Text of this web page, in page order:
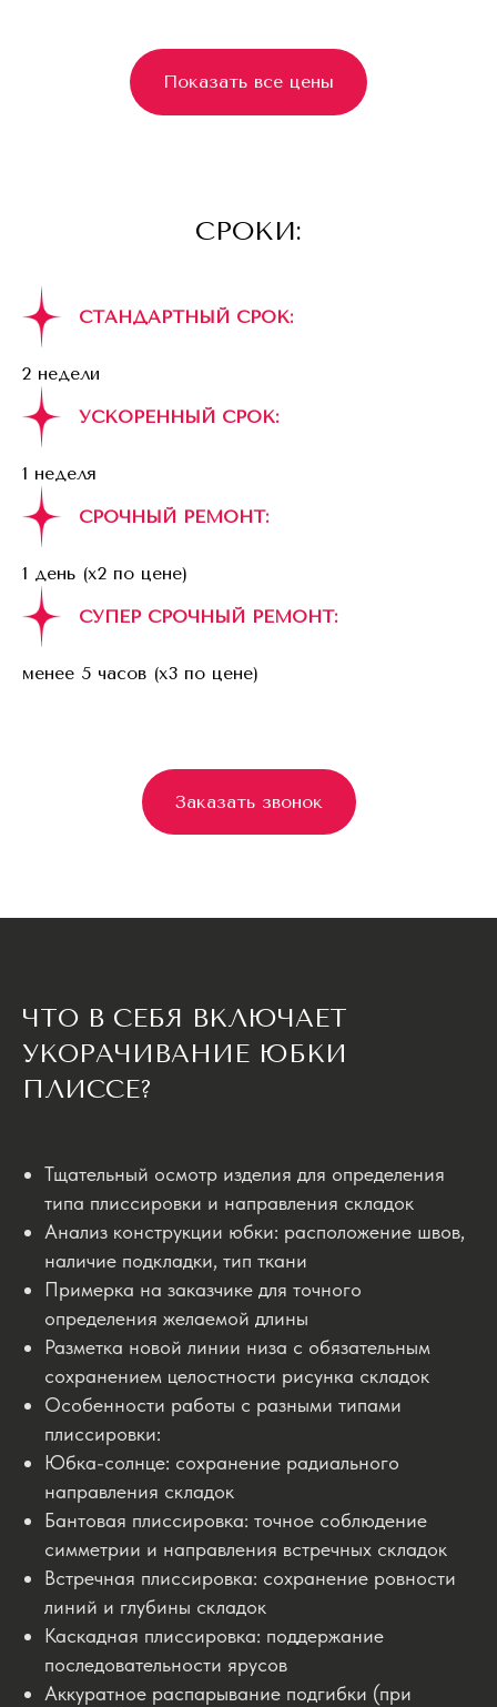
Показать все цены
СРОКИ:
СТАНДАРТНЫЙ СРОК:
2 недели
УСКОРЕННЫЙ СРОК:
1 неделя
СРОЧНЫЙ РЕМОНТ:
1 день (x2 по цене)
СУПЕР СРОЧНЫЙ РЕМОНТ:
менее 5 часов (x3 по цене)
Заказать звонок
ЧТО В СЕБЯ ВКЛЮЧАЕТ
УКОРАЧИВАНИЕ ЮБКИ
ПЛИССЕ?
Тщательный осмотр изделия для определения
типа плиссировки и направления складок
Анализ конструкции юбки: расположение швов,
наличие подкладки, тип ткани
Примерка на заказчике для точного
определения желаемой длины
Разметка новой линии низа с обязательным
сохранением целостности рисунка складок
Особенности работы с разными типами
плиссировки:
Юбка-солнце: сохранение радиального
направления складок
Бантовая плиссировка: точное соблюдение
симметрии и направления встречных складок
Встречная плиссировка: сохранение ровности
линий и глубины складок
Каскадная плиссировка: поддержание
последовательности ярусов
Аккуратное распарывание подгибки (при